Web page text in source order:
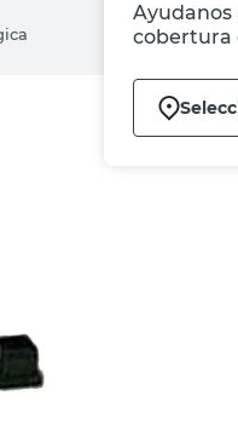
Ayudanos
cobertura